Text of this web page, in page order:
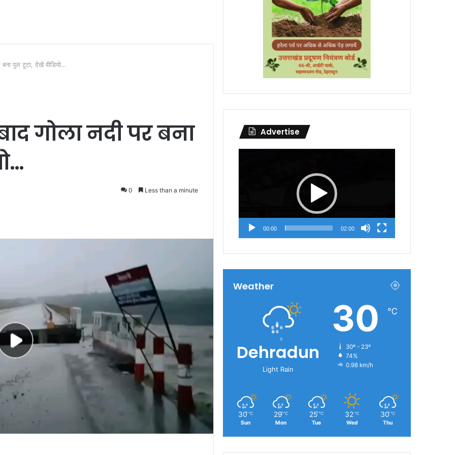
बना पुल टूटा, देखें वीडियो…
गोला नदी पर बना
0 Less than a minute
Advertise
00:00 02:00
Weather
Dehradun
Light Rain
30 ℃
30º - 23º
74%
0.98 km/h
30 ℃
Sun
29 ℃
Mon
25 ℃
Tue
32 ℃
Wed
30 ℃
Thu